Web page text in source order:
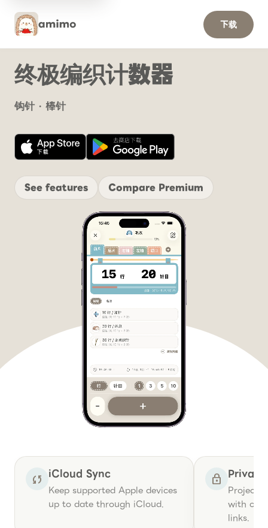
下载
终极编织计数器
钩针 · 棒针
See features Compare Premium
Reasons you can start with
sync iCloud Sync
Keep supported Apple devices
up to date through iCloud.
lock
Project
with
links.